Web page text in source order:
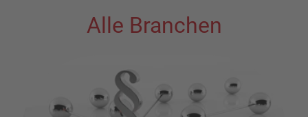
Alle Branchen